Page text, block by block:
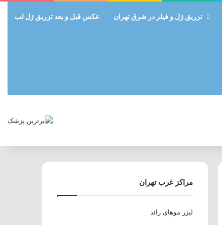
تزریق ژل و فیلر در شرق تهران عکس قبل و بعد تزریق ژل لب
مراکز غرب تهران
لیزر موهای زائد